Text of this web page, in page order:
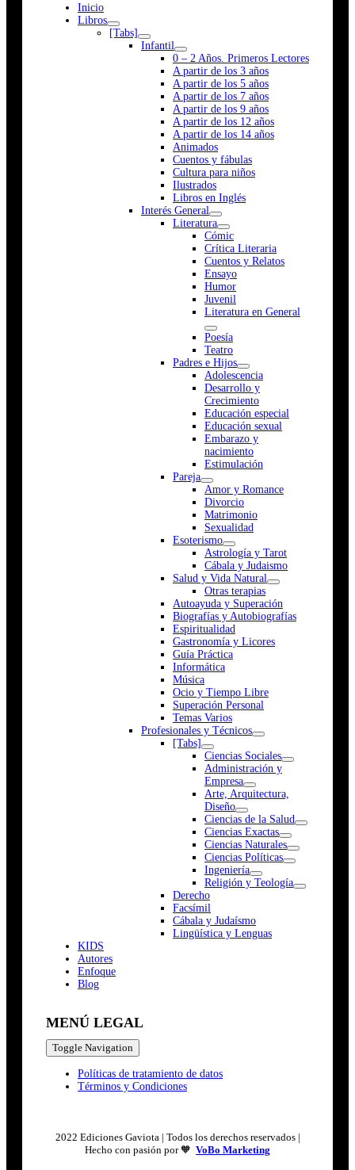
Inicio
Libros
[Tabs]
Infantil
0 – 2 Años. Primeros Lectores
A partir de los 3 años
A partir de los 5 años
A partir de los 7 años
A partir de los 9 años
A partir de los 12 años
A partir de los 14 años
Animados
Cuentos y fábulas
Cultura para niños
Ilustrados
Libros en Inglés
Interés General
Literatura
Cómic
Crítica Literaria
Cuentos y Relatos
Ensayo
Humor
Juvenil
Literatura en General
Poesía
Teatro
Padres e Hijos
Adolescencia
Desarrollo y
Crecimiento
Educación especial
Educación sexual
Embarazo y
nacimiento
Estimulación
Pareja
Amor y Romance
Divorcio
Matrimonio
Sexualidad
Esoterismo
Astrología y Tarot
Cábala y Judaismo
Salud y Vida Natural
Otras terapias
Autoayuda y Superación
Biografías y Autobiografías
Espiritualidad
Gastronomía y Licores
Guía Práctica
Informática
Música
Ocio y Tiempo Libre
Superación Personal
Temas Varios
Profesionales y Técnicos
[Tabs]
Ciencias Sociales
Administración y
Empresa
Arte, Arquitectura,
Diseño
Ciencias de la Salud
Ciencias Exactas
Ciencias Naturales
Ciencias Políticas
Ingeniería
Religión y Teología
Derecho
Facsímil
Cábala y Judaísmo
Lingüística y Lenguas
KIDS
Autores
Enfoque
Blog
MENÚ LEGAL
Toggle Navigation
Políticas de tratamiento de datos
Términos y Condiciones
2022 Ediciones Gaviota | Todos los derechos reservados |
Hecho con pasión por 🧡 VoBo Marketing